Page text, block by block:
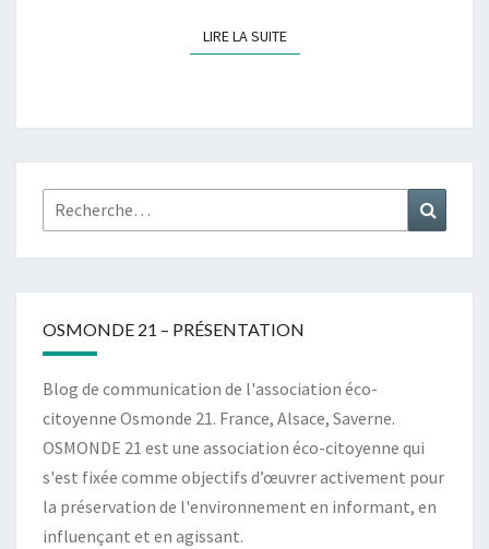
LIRE LA SUITELIRE LA SUITE
Rechercher :
OSMONDE 21 – PRÉSENTATION
Blog de communication de l'association éco-
citoyenne Osmonde 21. France, Alsace, Saverne.
OSMONDE 21 est une association éco-citoyenne qui
s'est fixée comme objectifs d’œuvrer activement pour
la préservation de l'environnement en informant, en
influençant et en agissant.